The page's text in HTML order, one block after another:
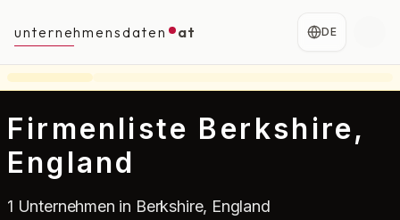
unternehmensdaten at DE
Firmenliste Berkshire,
England
1 Unternehmen in Berkshire, England